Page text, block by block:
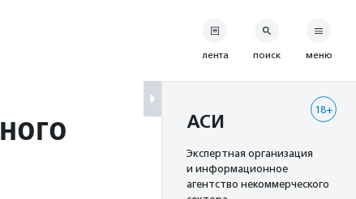
лента поиск меню
18+
АСИ
Экспертная организация
и информационное
агентство некоммерческого